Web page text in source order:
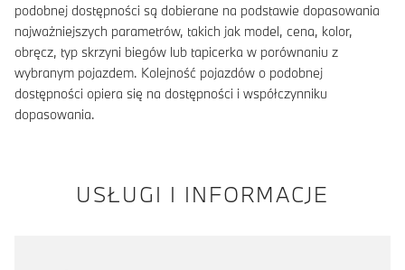
podobnej dostępności są dobierane na podstawie dopasowania
najważniejszych parametrów, takich jak model, cena, kolor,
obręcz, typ skrzyni biegów lub tapicerka w porównaniu z
wybranym pojazdem. Kolejność pojazdów o podobnej
dostępności opiera się na dostępności i współczynniku
dopasowania.
USŁUGI I INFORMACJE